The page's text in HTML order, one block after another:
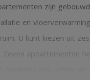
zijn
en
U kunt kiezen uit
. Zeven appartementen